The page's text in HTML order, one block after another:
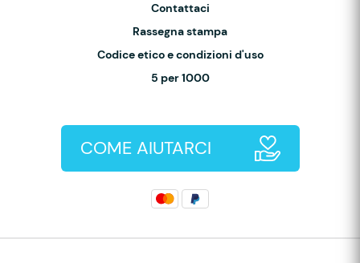
Contattaci
Rassegna stampa
Codice etico e condizioni d'uso
5 per 1000
COME AIUTARCI